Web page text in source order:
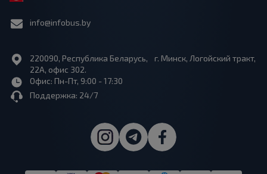
info@infobus.by
220090, Республика Беларусь, г. Минск, Логойский тракт,
22А, офис 302.
Офис: Пн-Пт, 9:00 - 17:30
Поддержка: 24/7